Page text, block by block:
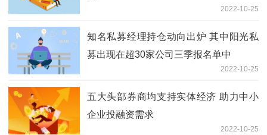
2022-10-25
知名私募经理持仓动向出炉 其中阳光私
募出现在超30家公司三季报名单中
2022-10-25
五大头部券商均支持实体经济 助力中小
企业投融资需求
2022-10-25